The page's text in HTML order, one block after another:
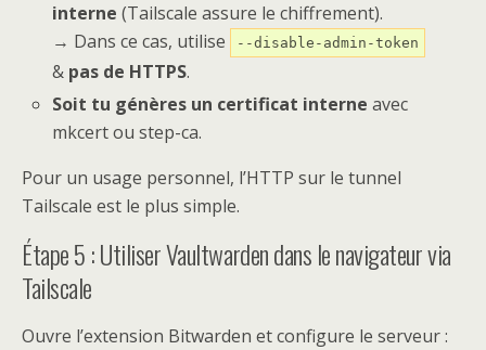
interne (Tailscale assure le chiffrement).
→ Dans ce cas, utilise
--disable-admin-token
& pas de HTTPS.
Soit tu génères un certificat interne avec
mkcert ou step-ca.
Pour un usage personnel, l’HTTP sur le tunnel
Tailscale est le plus simple.
Étape 5 : Utiliser Vaultwarden dans le navigateur via
Tailscale
Ouvre l’extension Bitwarden et configure le serveur :